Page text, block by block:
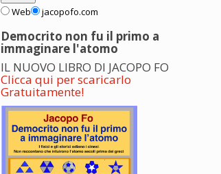
Web jacopofo.com
Democrito non fu il primo a
immaginare l'atomo
IL NUOVO LIBRO DI JACOPO FO
Clicca qui per scaricarlo
Gratuitamente!